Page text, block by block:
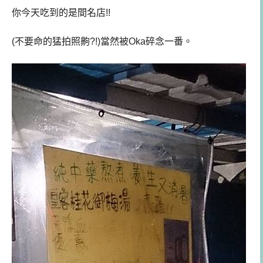
你今天吃到的是間名店!!
(不要命的猛拍照齁?!)當然被Oka碎念一番。